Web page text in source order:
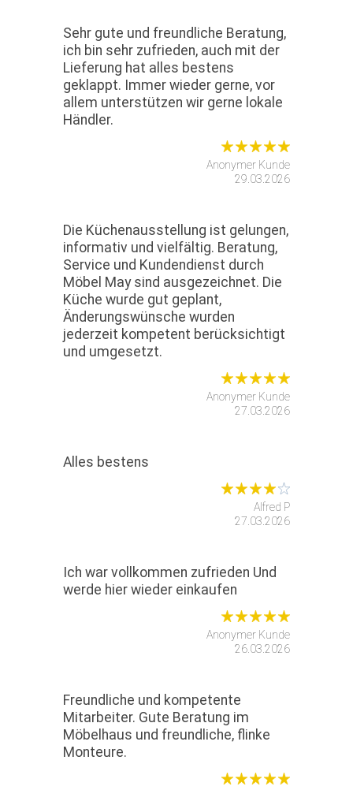
Sehr gute und freundliche Beratung,
ich bin sehr zufrieden, auch mit der
Lieferung hat alles bestens
geklappt. Immer wieder gerne, vor
allem unterstützen wir gerne lokale
Händler.
Anonymer Kunde
29.03.2026
Die Küchenausstellung ist gelungen,
informativ und vielfältig. Beratung,
Service und Kundendienst durch
Möbel May sind ausgezeichnet. Die
Küche wurde gut geplant,
Änderungswünsche wurden
jederzeit kompetent berücksichtigt
und umgesetzt.
Anonymer Kunde
27.03.2026
Alles bestens
Alfred P
27.03.2026
Ich war vollkommen zufrieden Und
werde hier wieder einkaufen
Anonymer Kunde
26.03.2026
Freundliche und kompetente
Mitarbeiter. Gute Beratung im
Möbelhaus und freundliche, flinke
Monteure.